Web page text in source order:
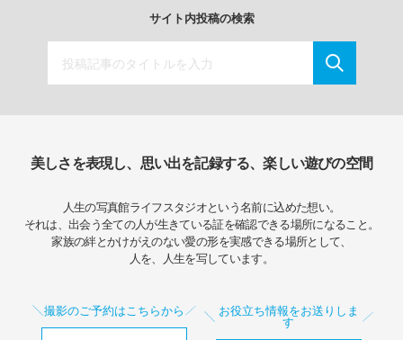
サイト内投稿の検索
美しさを表現し、思い出を記録する、楽しい遊びの空間
人生の写真館ライフスタジオという名前に込めた想い。
それは、出会う全ての人が生きている証を確認できる場所になること。
家族の絆とかけがえのない愛の形を実感できる場所として、
人を、人生を写しています。
撮影のご予約はこちらから
お役立ち情報をお送りしま
す